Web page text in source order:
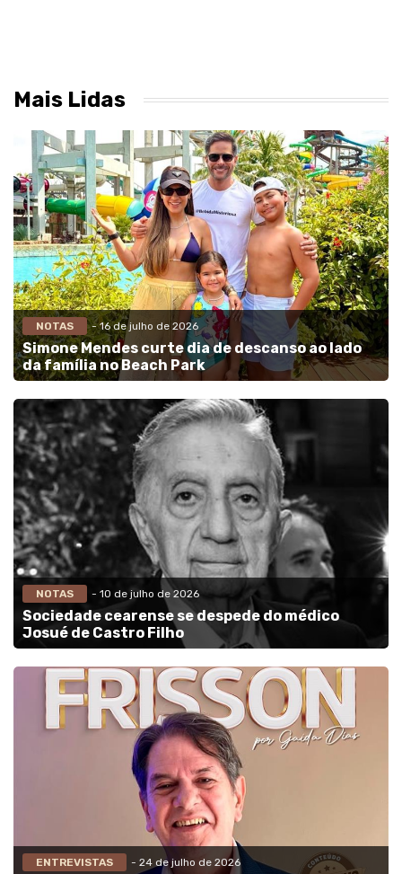
Mais Lidas
NOTAS - 16 de julho de 2026
Simone Mendes curte dia de descanso ao lado
da família no Beach Park
NOTAS - 10 de julho de 2026
Sociedade cearense se despede do médico
Josué de Castro Filho
ENTREVISTAS - 24 de julho de 2026